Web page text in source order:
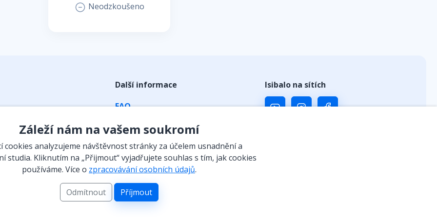
Neodzkoušeno
prvky
Další informace
FAQ
Obchodní podmínky
Kontakt
Vyzvednutí předplatného kódem
Isibalo na sítích
Záleží nám na vašem soukromí
cookies analyzujeme návštěvnost stránky za účelem usnadnění a
studia. Kliknutím na „Přijmout“ vyjadřujete souhlas s tím, jak cookies
používáme. Více o zpracovávání osobních údajů.
Odmítnout Příjmout